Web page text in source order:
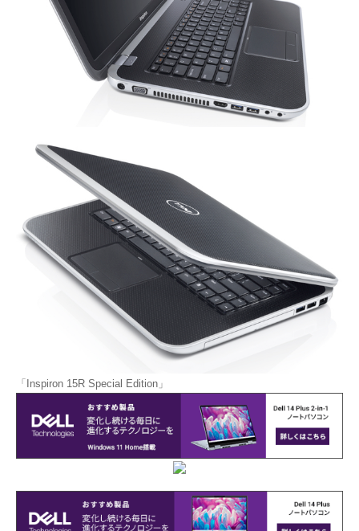
「Inspiron 15R Special Edition」